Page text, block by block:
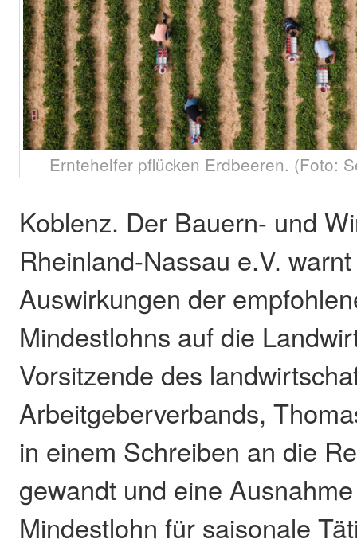
Erntehelfer pflücken Erdbeeren. (Foto:
Koblenz. Der Bauern- und
Rheinland-Nassau e.V.
Auswirkungen der
Mindestlohns auf die
Vorsitzende des
Arbeitgeberverbands,
in einem Schreiben an die
gewandt und eine
Mindestlohn für saisonale